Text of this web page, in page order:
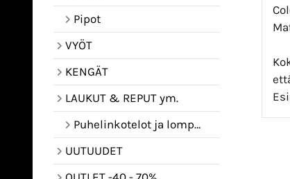
Pipot
VYÖT
KENGÄT
LAUKUT & REPUT ym.
Puhelinkotelot ja lompakot
UUTUUDET